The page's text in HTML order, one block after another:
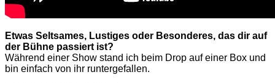
Etwas Seltsames, Lustiges oder Besonderes, das dir auf
der Bühne passiert ist?
Während einer Show stand ich beim Drop auf einer Box und
bin einfach von ihr runtergefallen.